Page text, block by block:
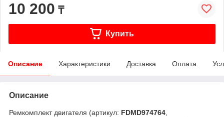
10 200 ₸
Купить
Описание Характеристики Доставка Оплата
Описание
Ремкомплект двигателя (артикул: FDMD974764